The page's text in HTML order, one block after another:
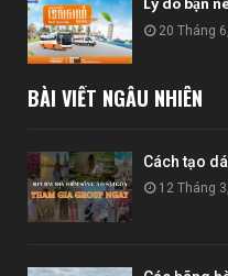
20 Tháng
BÀI VIẾT NGẪU NHIÊN
Cách tạo
12 Tháng